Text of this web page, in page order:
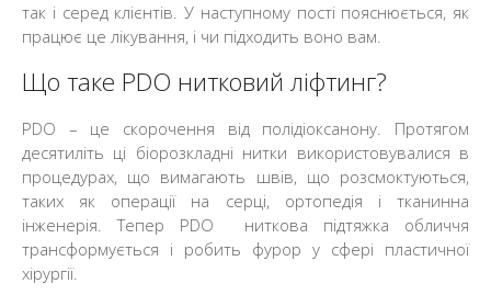
так і серед клієнтів. У наступному пості пояснюється, як
працює це лікування, і чи підходить воно вам.
Що таке PDO нитковий ліфтинг?
PDO – це скорочення від полідіоксанону. Протягом
десятиліть ці біорозкладні нитки використовувалися в
процедурах, що вимагають швів, що розсмоктуються,
таких як операції на серці, ортопедія і тканинна
інженерія. Тепер PDO ниткова підтяжка обличчя
трансформується і робить фурор у сфері пластичної
хірургії.